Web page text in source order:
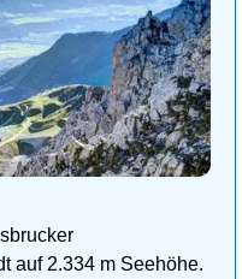
auf 2.334 m Seehöhe.